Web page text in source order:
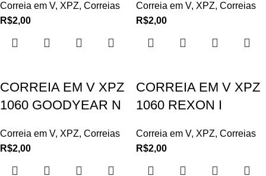
Correia em V, XPZ, Correias
R$2,00
Correia em V, XPZ, Correias
R$2,00
CORREIA EM V XPZ
1060 GOODYEAR N
Correia em V, XPZ, Correias
R$2,00
CORREIA EM V XPZ
1060 REXON I
Correia em V, XPZ, Correias
R$2,00